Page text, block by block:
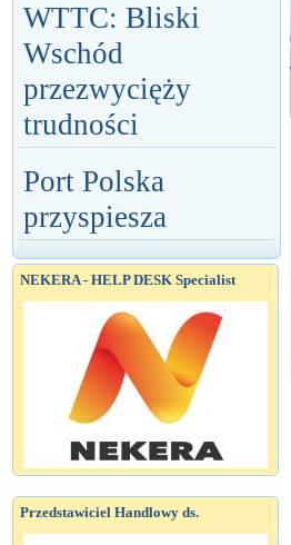
WTTC: Bliski
Wschód
przezwycięży
trudności
Port Polska
przyspiesza
NEKERA - HELP DESK Specialist
Przedstawiciel Handlowy ds.